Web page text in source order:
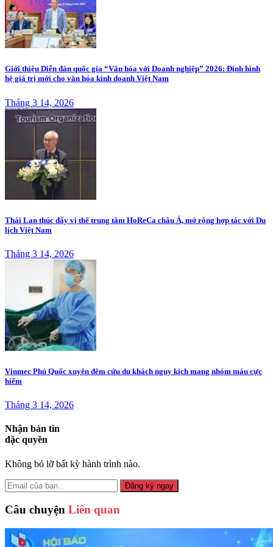
Giới thiệu Diễn đàn quốc gia “Văn hóa với Doanh nghiệp” 2026: Định hình
hệ giá trị mới cho văn hóa kinh doanh Việt Nam
Tháng 3 14, 2026
Thái Lan thúc đẩy vị thế trung tâm HoReCa châu Á, mở rộng hợp tác với Du
lịch Việt Nam
Tháng 3 14, 2026
Vinmec Phú Quốc xuyên đêm cứu du khách nguy kịch mang nhóm máu cực
hiếm
Tháng 3 14, 2026
Nhận bản tin
đặc quyền
Không bỏ lỡ bất kỳ hành trình nào.
Đăng ký ngay
Câu chuyện Liên quan